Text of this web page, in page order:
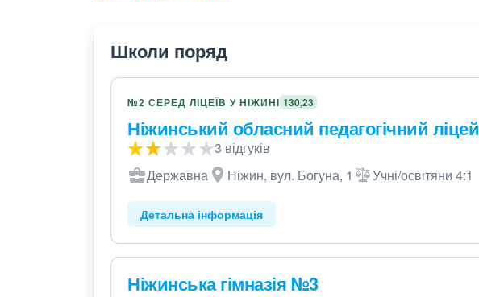
Школи поряд
№2 СЕРЕД ЛІЦЕЇВ У НІЖИНІ 130,23
Ніжинський обласний педагогічний ліцей
3 відгуків
Державна
Ніжин, вул. Богуна, 1 Учні/освітяни 4:1
Детальна інформація
Ніжинська гімназія №3